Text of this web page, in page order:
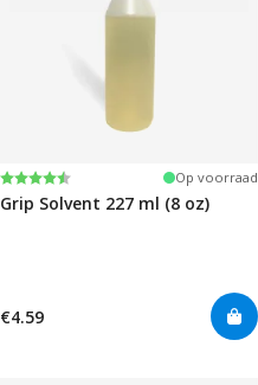
Beoordeling:
4.6 uit 5 sterren Op voorraad
Grip Solvent 227 ml (8 oz)
€4.59